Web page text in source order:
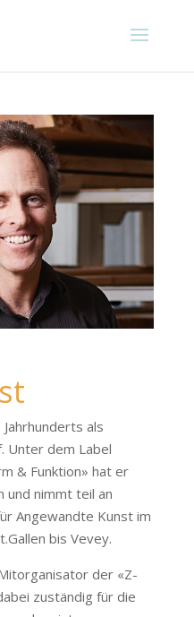
als
Unter dem Label
& Funktion» hat er
und nimmt teil an
Angewandte Kunst im
bis Vevey.
der «Z-
zuständig für die